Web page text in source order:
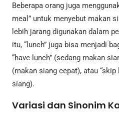
Beberapa orang juga
meal” untuk menyebut makan
lebih jarang digunakan dalam
itu, “lunch” juga bisa menjadi
“have lunch” (sedang makan
(makan siang cepat), atau
siang).
Variasi dan Sinonim